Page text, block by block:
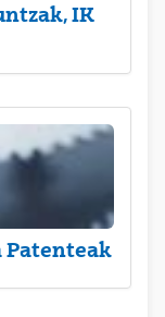
IK
Patenteak